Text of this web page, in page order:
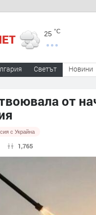
25 °C
Светът Новини
от
с Украйна
1,765